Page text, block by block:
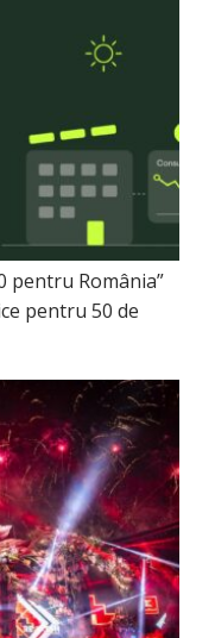
pentru România”
pentru 50 de